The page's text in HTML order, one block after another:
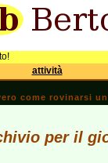
attività
come rovinarsi
per il